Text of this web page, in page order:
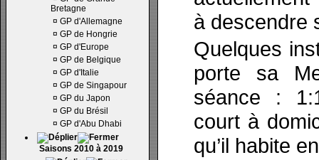
Bretagne
¤ GP d'Allemagne
¤ GP de Hongrie
¤ GP d'Europe
¤ GP de Belgique
¤ GP d'Italie
¤ GP de Singapour
¤ GP du Japon
¤ GP du Brésil
¤ GP d'Abu Dhabi
Saisons 2010 à 2019
à descendre
Quelques
porte sa
séance :
court à
qu’il habite